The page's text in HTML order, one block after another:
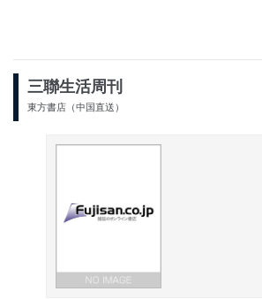
三聯生活周刊
東方書店（中国直送）